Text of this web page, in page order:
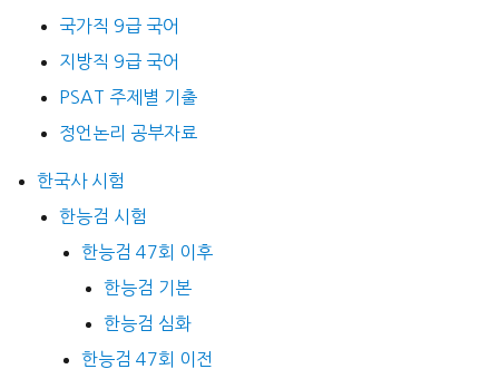
국가직 9급 국어
지방직 9급 국어
PSAT 주제별 기출
정언논리 공부자료
한국사 시험
한능검 시험
한능검 47회 이후
한능검 기본
한능검 심화
한능검 47회 이전